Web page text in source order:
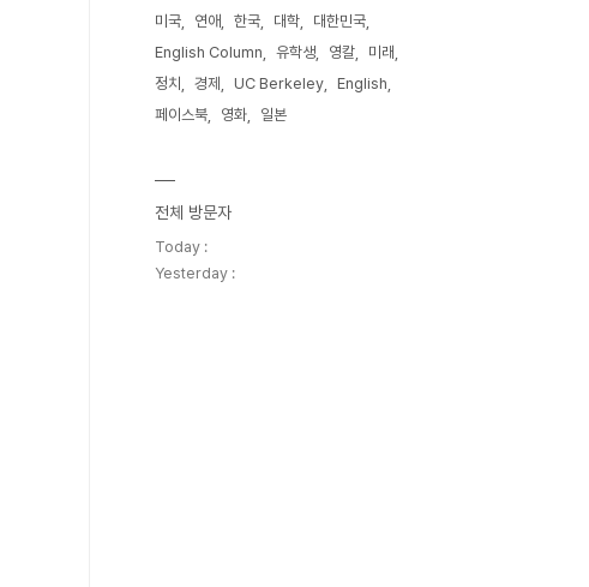
미국
연애 한국 대학
대한민국
English Column
유학생 영칼
미래
정치
경제 UC Berkeley
English
페이스북
영화 일본
전체 방문자
Today :
Yesterday :